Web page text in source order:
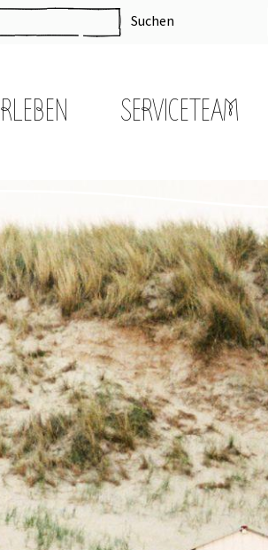
Suchen
SERVICETEAM